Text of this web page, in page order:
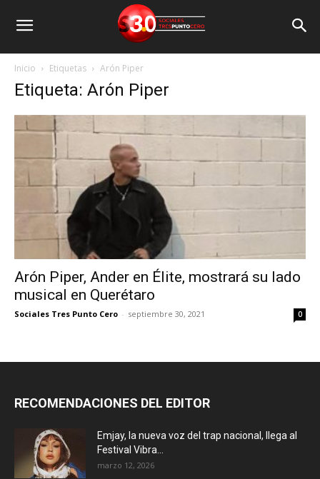
Inicio Etiquetas Arón Piper
Etiqueta: Arón Piper
Arón Piper, Ander en Élite, mostrará su lado
musical en Querétaro
Sociales Tres Punto Cero - septiembre 30, 2021 0
RECOMENDACIONES DEL EDITOR
Emjay, la nueva voz del trap nacional, llega al
Festival Vibra...
marzo 12, 2026